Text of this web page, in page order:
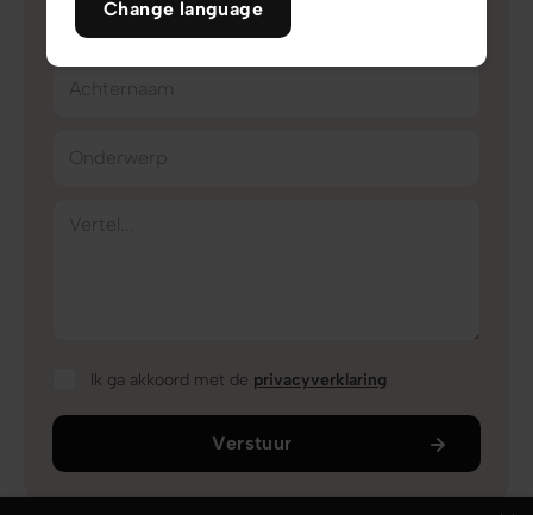
Voornaam
Achternaam
Onderwerp
Vertel...
Ik ga akkoord met de privacyverklaring
Verstuur
Change language